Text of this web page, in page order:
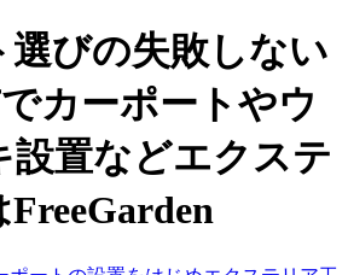
選びの失敗しない
カーポートやウ
設置などエクステ